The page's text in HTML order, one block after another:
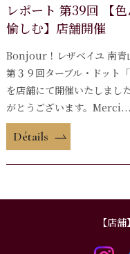
レポート 第39回 【
愉しむ】店舗開催
Bonjour！レザベイユ 南青
第３９回ターブル・ドット
を店舗にて開催いたしまし
がとうございます。Merci...
Détails
【店